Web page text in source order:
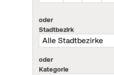
oder
Stadtbezirk
oder
Kategorie